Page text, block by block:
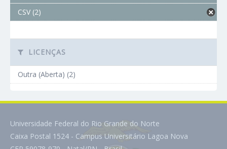
CSV (2)
LICENÇAS
Outra (Aberta) (2)
Universidade Federal do Rio Grande do Norte
Caixa Postal 1524 - Campus Universitário Lagoa Nova